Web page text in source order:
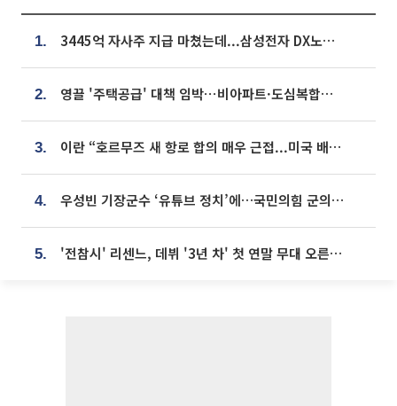
1. 3445억 자사주 지급 마쳤는데...삼성전자 DX노조, 뒤늦은 '떼쓰기 집회'
2. 영끌 '주택공급' 대책 임박⋯비아파트·도심복합까지 총동원
3. 이란 “호르무즈 새 항로 합의 매우 근접...미국 배상 먼저”
4. 우성빈 기장군수 ‘유튜브 정치’에…국민의힘 군의원들 집단 반발
5. '전참시' 리센느, 데뷔 '3년 차' 첫 연말 무대 오른다⋯"그동안 섭외 안 와"